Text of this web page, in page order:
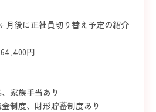
月後に正社員切り替え予定の紹介
円
家族手当あり
制度、財形貯蓄制度あり